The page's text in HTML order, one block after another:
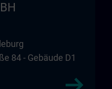
84 - Gebäude D1